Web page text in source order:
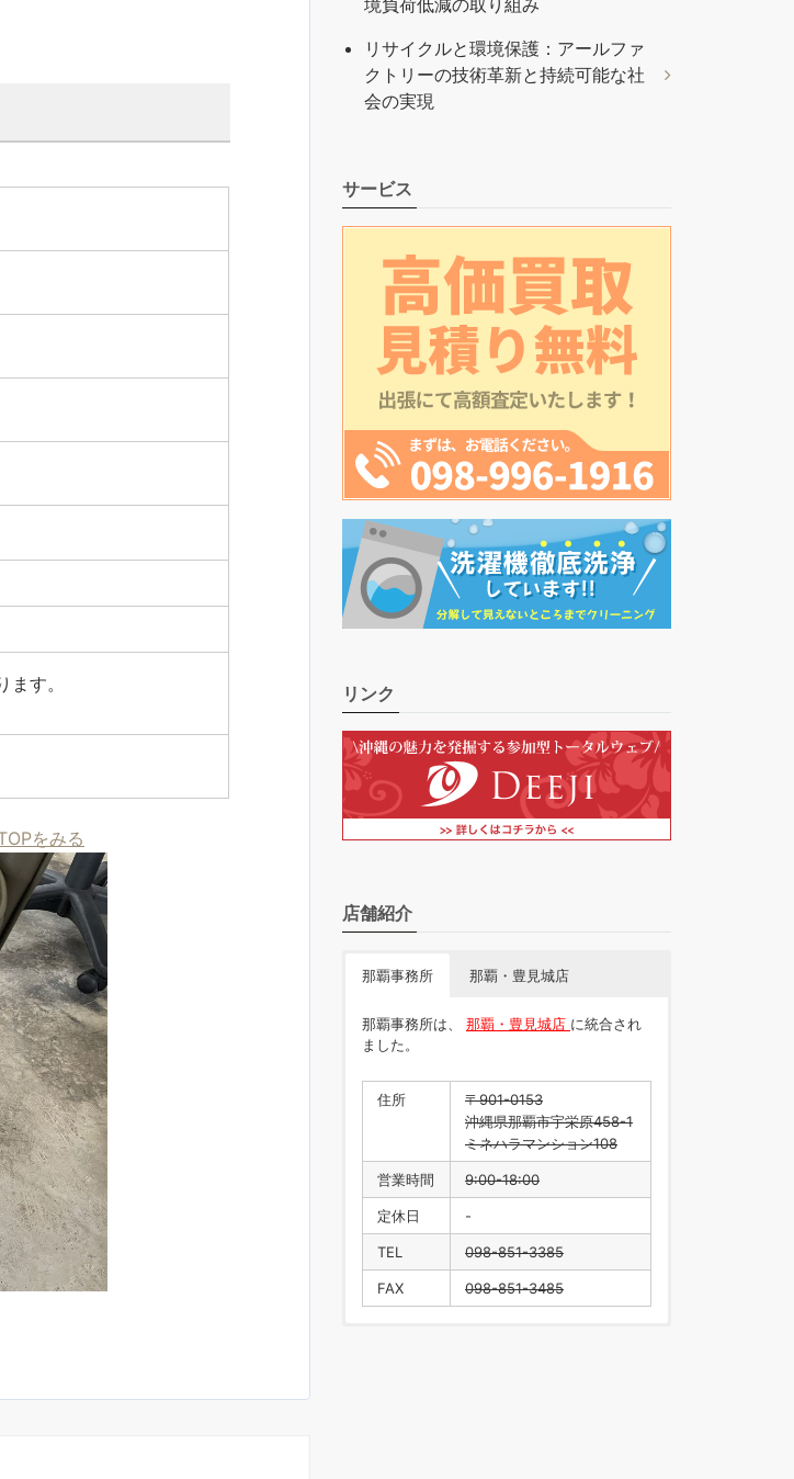
す。
をみる
境負荷低減の取り組み
リサイクルと環境保護：アールファ
クトリーの技術革新と持続可能な社
会の実現
サービス
リンク
店舗紹介
那覇事務所 那覇・豊見城店
那覇事務所は、 那覇・豊見城店 に統合され
ました。
住所
〒901-0153
沖縄県那覇市宇栄原458-1
ミネハラマンション108
営業時間 9:00-18:00
定休日 -
TEL 098-851-3385
FAX 098-851-3485